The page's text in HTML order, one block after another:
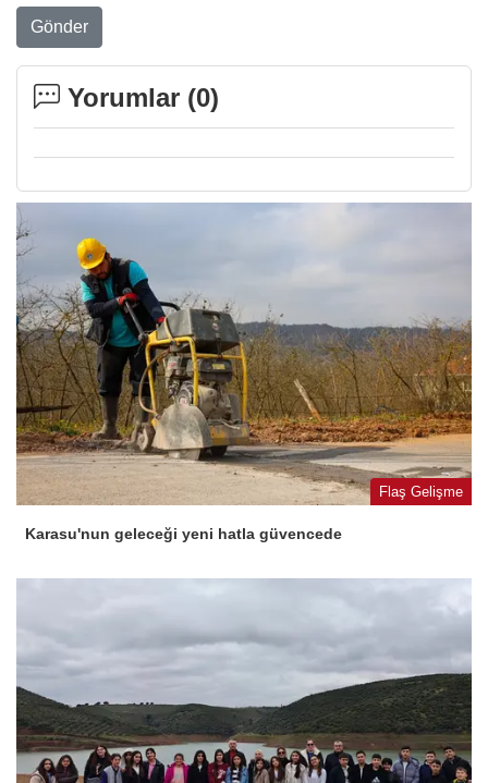
Gönder
Yorumlar (0)
Flaş Gelişme
Karasu'nun geleceği yeni hatla güvencede